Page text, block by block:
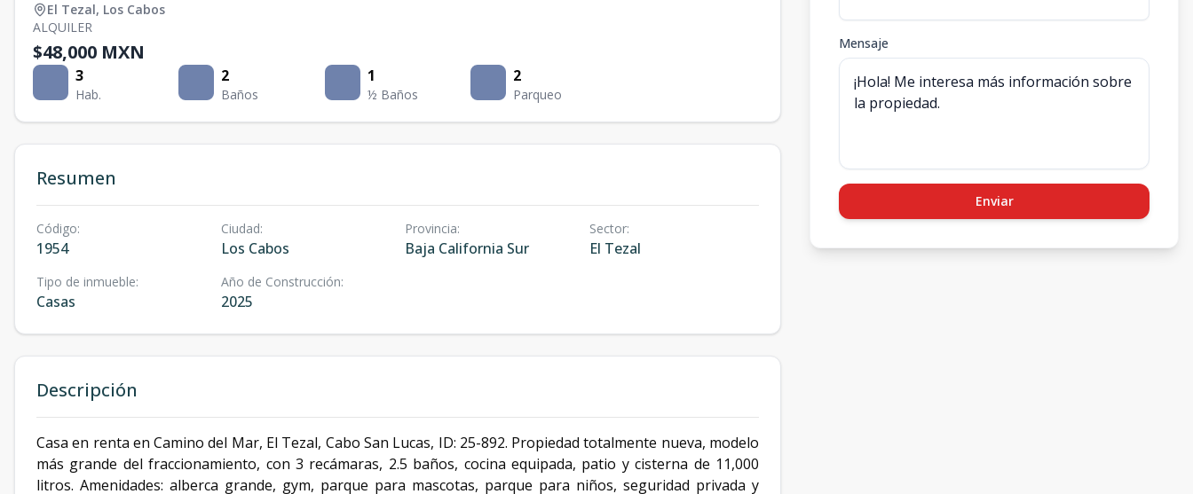
El Tezal, Los Cabos
ALQUILER
$48,000 MXN
3
Hab.
2
Baños
1
½ Baños
2
Parqueo
Resumen
Código:
1954
Ciudad:
Los Cabos
Provincia:
Baja California Sur
Sector:
El Tezal
Tipo de inmueble:
Casas
Año de Construcción:
2025
Descripción
Casa en renta en Camino del Mar, El Tezal, Cabo San Lucas, ID: 25-892. Propiedad totalmente nueva, modelo
más grande del fraccionamiento, con 3 recámaras, 2.5 baños, cocina equipada, patio y cisterna de 11,000
litros. Amenidades: alberca grande, gym, parque para mascotas, parque para niños, seguridad privada y
Mensaje
Enviar